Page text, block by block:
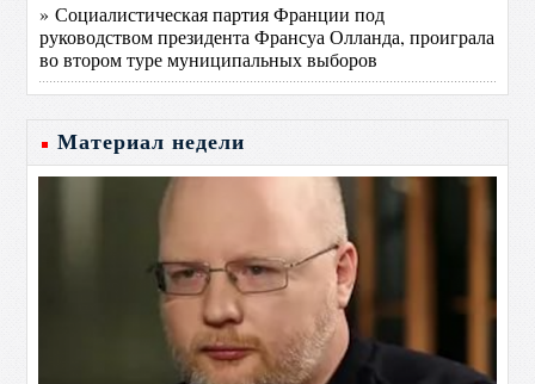
» Социалистическая партия Франции под
руководством президента Франсуа Олланда, проиграла
во втором туре муниципальных выборов
Материал недели